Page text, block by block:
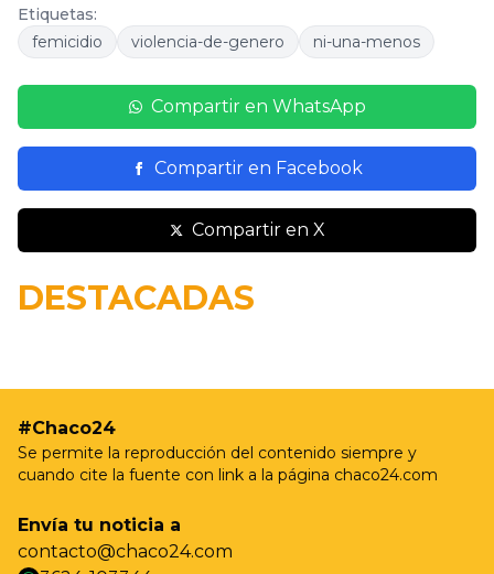
Etiquetas:
femicidio
violencia-de-genero ni-una-menos
Compartir en WhatsApp
Compartir en Facebook
Compartir en X
DESTACADAS
castración gratuita para perros y gatos en Villa
Prosperidad
#Chaco24
Se permite la reproducción del contenido siempre y
cuando cite la fuente con link a la página chaco24.com
Envía tu noticia a
contacto@chaco24.com